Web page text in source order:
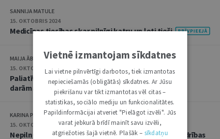
SANNIJA MATULE
15. OKTOBRIS 2024
Medicīnas tiesības skar pilnīgi katru un ļoti tieši
MAIJA ĀBOLIŅA
15. OKTOBRIS 2024
Paliatīvās aprūpes pacientu tiesību jomā vēl daudz
darāmā
KARINA PALKOVA
15. OKTOBRIS 2024
Nepilngadīgo pacientu tiesību aizsardzība un sabiedrības
Vietnē izmantojam sīkdatnes
Lai vietne pilnvērtīgi darbotos, tiek izmantotas
nepieciešamās (obligātās) sīkdatnes. Ar Jūsu
piekrišanu var tikt izmantotas vēl citas –
statistikas, sociālo mediju un funkcionalitātes.
Papildinformācijai atveriet "Pielāgot izvēli". Jūs
varat jebkurā brīdī mainīt savu izvēli,
atgriežoties šajā vietnē. Plašāk – sīkdatņu